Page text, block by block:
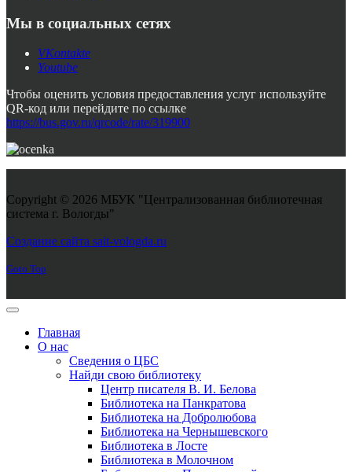
Мы в социальных сетях
VKontakte
Youtube
Чтобы оценить условия предоставления услуг используйте
QR-код или перейдите по ссылке
https://bus.gov.ru/qrcode/rate/319900
Copyright © 2026 МБУК "Централизованная библиотечная
система г. Вологды"
Создание сайта sait-vologda.ru
Goto Top
Главная
О нас
Сведения о ЦБС
Найди свою библиотеку
Центр писателя В. И. Белова
Библиотека на Панкратова
Библиотека на Добролюбова
Библиотека на Чернышевского
Библиотека в Лосте
Библиотека в Молочном